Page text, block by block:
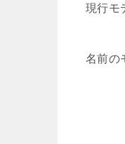
現行モ
名前の